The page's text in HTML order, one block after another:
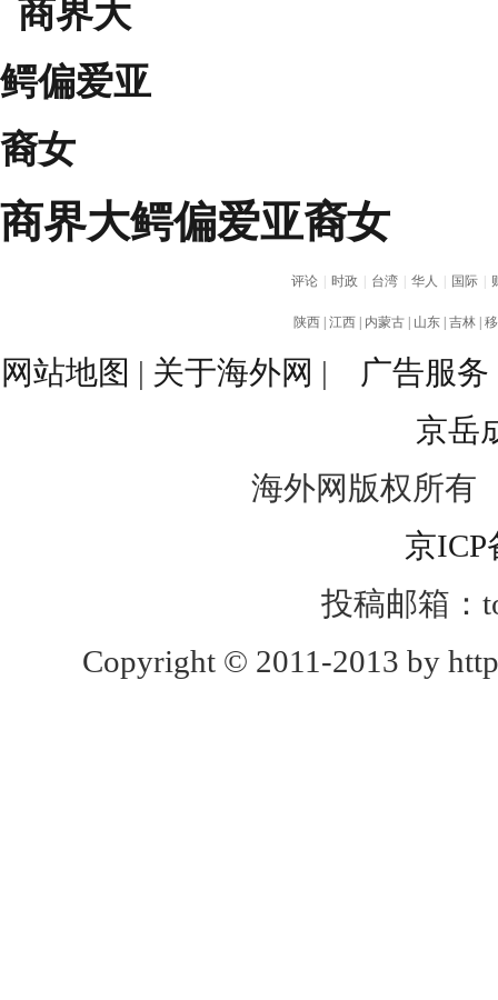
商界大鳄偏爱亚裔女
评论 时政 台湾 华人 国际
陕西 江西 内蒙古 山东 吉林
网站地图 | 关于海外网 | 广告服务
京岳
海外网版权所有
京ICP
投稿邮箱：
Copyright © 2011-2013 by